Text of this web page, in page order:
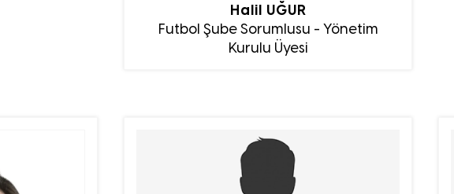
Halil UĞUR
Futbol Şube Sorumlusu - Yönetim
Kurulu Üyesi